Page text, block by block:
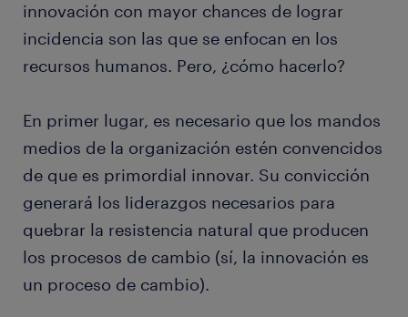
innovación con mayor chances de lograr
incidencia son las que se enfocan en los
recursos humanos. Pero, ¿cómo hacerlo?
En primer lugar, es necesario que los mandos
medios de la organización estén convencidos
de que es primordial innovar. Su convicción
generará los liderazgos necesarios para
quebrar la resistencia natural que producen
los procesos de cambio (sí, la innovación es
un proceso de cambio).